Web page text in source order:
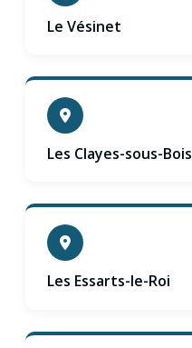
Le Vésinet
Les Clayes-sous-Bois
Les Essarts-le-Roi